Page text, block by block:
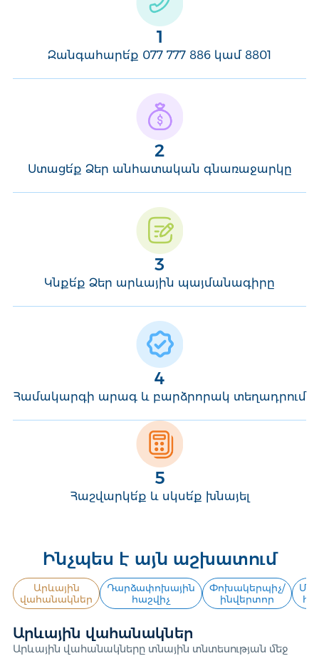
1
Զանգահարե՛ք 077 777 886 կամ 8801
2
Ստացե՛ք Ձեր անհատական գնառաջարկը
3
Կնքե՛ք Ձեր արևային պայմանագիրը
4
Համակարգի արագ և բարձրորակ տեղադրում
5
Հաշվարկե՛ք և սկսե՛ք խնայել
Ինչպես է այն աշխատում
Արևային
վահանակներ
Դարձափոխային
հաշվիչ
Փոխակերպիչ/
ինվերտոր
Արևային վահանակներ
Արևային վահանակները տնային տնտեսության մեջ